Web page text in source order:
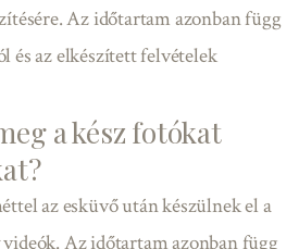
Az időtartam azonban függ
és az elkészített felvételek
a kész fotókat
az esküvő után készülnek el a
Az időtartam azonban függ